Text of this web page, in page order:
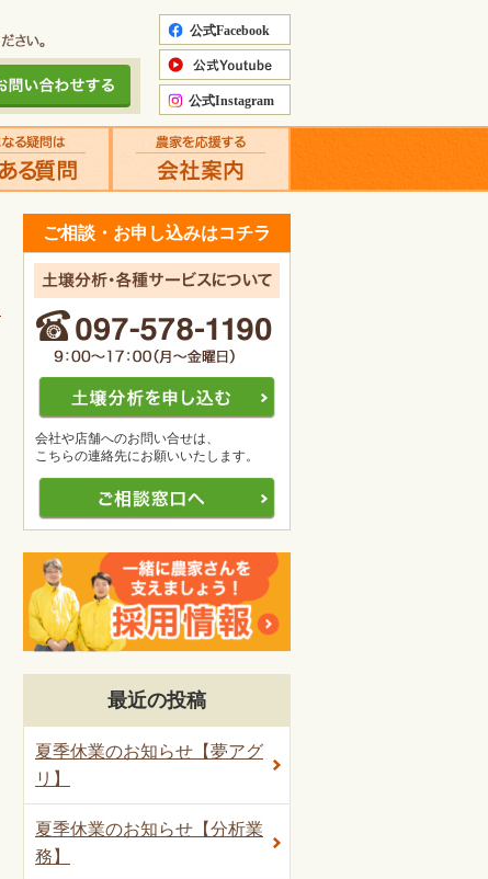
ご相談・お申し込みはコチラ
会社や店舗へのお問い合せは、
こちらの連絡先にお願いいたします。
最近の投稿
夏季休業のお知らせ【夢アグ
リ】
夏季休業のお知らせ【分析業
務】